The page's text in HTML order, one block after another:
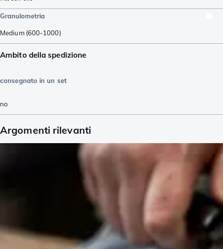
Granulometria
Medium (600-1000)
Ambito della spedizione
consegnato in un set
no
Argomenti rilevanti